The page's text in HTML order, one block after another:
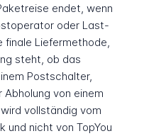
endet, wenn
oder Last-
finale Liefermethode,
steht, ob das
Postschalter,
von einem
vollständig vom
und nicht von TopYou